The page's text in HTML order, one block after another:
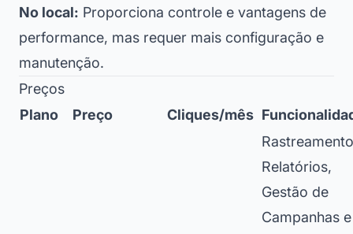
No local: Proporciona controle e vantagens de
performance, mas requer mais configuração e
manutenção.
Preços
Plano
Preço Cliques/mês
Relatórios,
Gestão de
Campanhas e